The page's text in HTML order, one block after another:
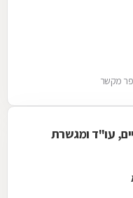
מקשר
עו"ד ומגשרת